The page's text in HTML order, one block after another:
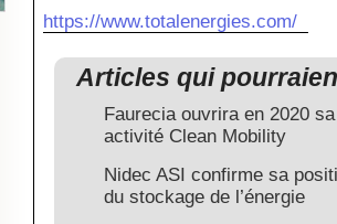
https://www.totalenergies.com/
Articles qui
Faurecia ouvrira en 2020
activité Clean Mobility
Nidec ASI confirme sa
du stockage de l’énergie